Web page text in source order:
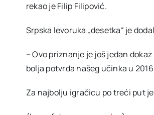
rekao je Filip Filipović.
Srpska levoruka „desetka“ je
– Ovo priznanje je još jedan
bolja potvrda našeg učinka u
Za najbolju igračicu po treći put